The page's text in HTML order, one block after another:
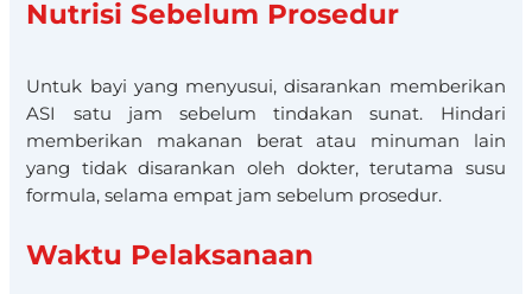
Nutrisi Sebelum Prosedur
Untuk bayi yang menyusui, disarankan memberikan
ASI satu jam sebelum tindakan sunat. Hindari
memberikan makanan berat atau minuman lain
yang tidak disarankan oleh dokter, terutama susu
formula, selama empat jam sebelum prosedur.
Waktu Pelaksanaan